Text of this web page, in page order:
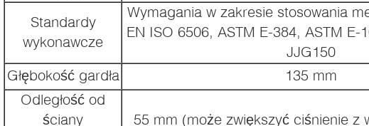
Standardy
wykonawcze
Wymagania w zakresie stosowania
EN ISO 6506, ASTM E-384, ASTM E-
JJG150
Głębokość gardła
135 mm
Odległość od
ściany
55 mm (może zwiększyć ciśnienie z